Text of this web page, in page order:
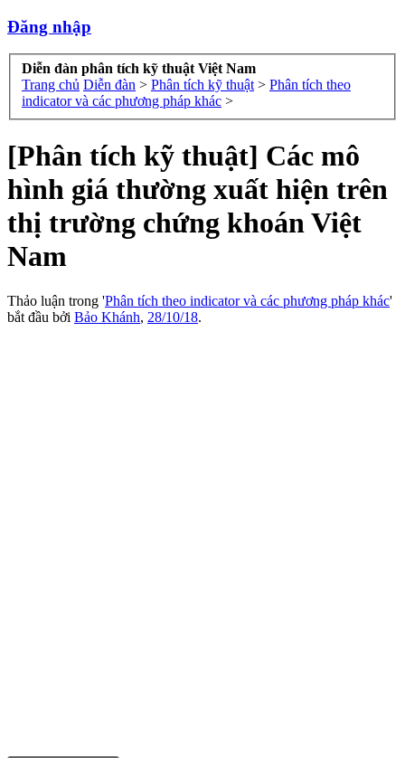
Đăng nhập
Diễn đàn phân tích kỹ thuật Việt Nam
Trang chủ Diễn đàn > Phân tích kỹ thuật > Phân tích theo
indicator và các phương pháp khác >
[Phân tích kỹ thuật] Các mô
hình giá thường xuất hiện trên
thị trường chứng khoán Việt
Nam
Thảo luận trong 'Phân tích theo indicator và các phương pháp khác'
bắt đầu bởi Bảo Khánh, 28/10/18.